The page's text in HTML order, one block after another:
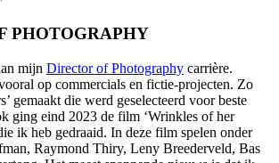
PHOTOGRAPHY
mijn Director of Photography carrière.
op commercials en fictie-projecten. Zo
gemaakt die werd geselecteerd voor beste
ging eind 2023 de film ‘Wrinkles of her
ik heb gedraaid. In deze film spelen onder
Raymond Thiry, Leny Breederveld, Bas